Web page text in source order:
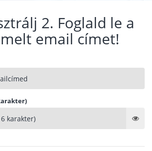
2. Foglald le a
email címet!